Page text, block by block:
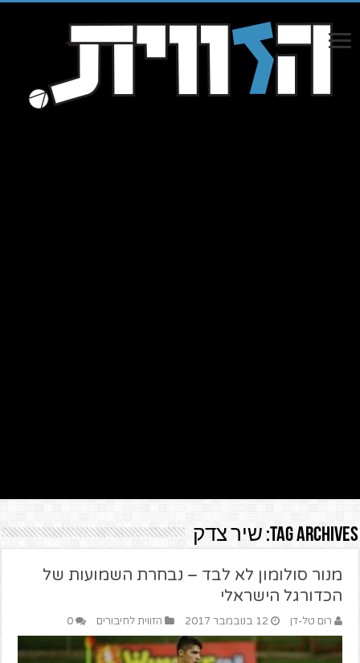
Tag Archives: שיר צדק
מנור סולומון לא לבד – נבחרת השמועות של
הכדורגל הישראלי
רום טל-דן 12 בנובמבר 2017 הזווית לחיבורים 0